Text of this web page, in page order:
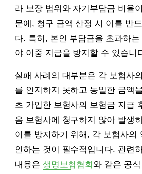
라 보장 범위와 자기부담금 비율
문에, 청구 금액 산정 시 이를 반
다. 특히, 본인 부담금을 초과하는
야 이중 지급을 방지할 수 있습니
실패 사례의 대부분은 각 보험사
를 인지하지 못하고 동일한 금액
초 가입한 보험사의 보험금 지급
음 보험사에 청구하지 않아 발생
이를 방지하기 위해, 각 보험사의
인하는 것이 필수적입니다. 관련
내용은 생명보험협회 와 같은 공